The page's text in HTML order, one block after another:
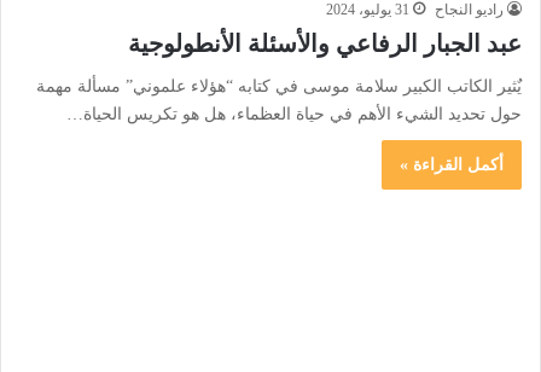
راديو النجاح 31 يوليو، 2024
عبد الجبار الرفاعي والأسئلة الأنطولوجية
يٌثير الكاتب الكبير سلامة موسى في كتابه “هؤلاء علموني” مسألة مهمة
حول تحديد الشيء الأهم في حياة العظماء، هل هو تكريس الحياة…
أكمل القراءة »